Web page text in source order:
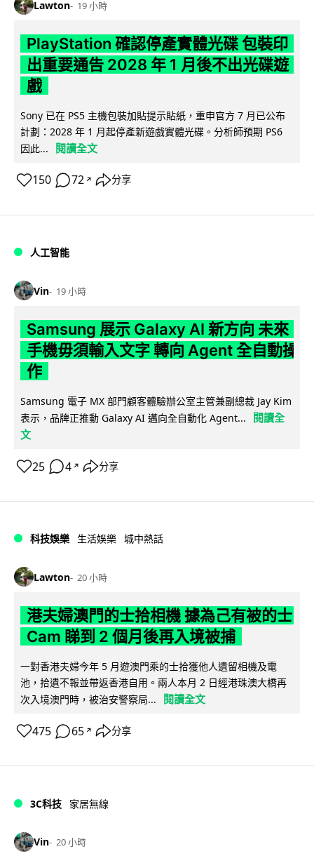
Lawton 19 小時
PlayStation 確認停產實體光碟 包裝印
出重要通告 2028 年 1 月後不出光碟遊
戲
Sony 已在 PS5 主機包裝加貼提示貼紙，重申官方 7 月已公布
計劃：2028 年 1 月起停產新遊戲實體光碟。分析師預期 PS6
因此...
閱讀全文
150 72 ↗ 分享
人工智能
Vin 19 小時
Samsung 展示 Galaxy AI 新方向 未來
手機毋須輸入文字 轉向 Agent 全自動操
作
Samsung 電子 MX 部門顧客體驗辦公室主管兼副總裁 Jay Kim
表示，品牌正推動 Galaxy AI 邁向全自動化 Agent...
閱讀全
文
25 4 ↗ 分享
科技娛樂 生活娛樂 城中熱話
Lawton 20 小時
港夫婦澳門的士拾相機 據為己有被的士
Cam 睇到 2 個月後再入境被捕
一對香港夫婦今年 5 月遊澳門乘的士拾獲他人遺留相機及電
池，拾遺不報並帶返香港自用。兩人本月 2 日經港珠澳大橋再
次入境澳門時，被治安警察局...
閱讀全文
475 65 ↗ 分享
3C科技 家居無線
Vin 20 小時